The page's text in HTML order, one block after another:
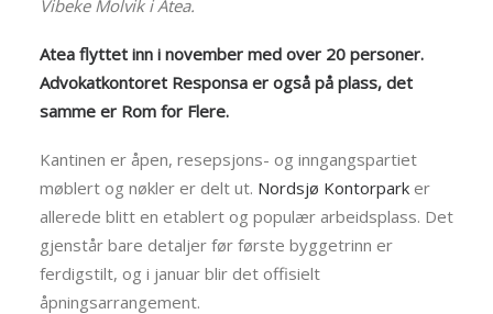
Vibeke Molvik i Atea.
Atea flyttet inn i november med over 20 personer.
Advokatkontoret Responsa er også på plass, det
samme er Rom for Flere.
Kantinen er åpen, resepsjons- og inngangspartiet
møblert og nøkler er delt ut. Nordsjø Kontorpark er
allerede blitt en etablert og populær arbeidsplass. Det
gjenstår bare detaljer før første byggetrinn er
ferdigstilt, og i januar blir det offisielt
åpningsarrangement.